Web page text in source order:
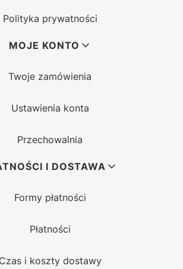
Polityka prywatności
MOJE KONTO
Twoje zamówienia
Ustawienia konta
Przechowalnia
I DOSTAWA
Formy płatności
Płatności
Czas i koszty dostawy